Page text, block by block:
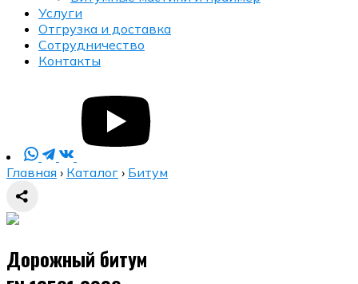
Услуги
Отгрузка и доставка
Сотрудничество
Контакты
Главная › Каталог › Битум
Дорожный битум